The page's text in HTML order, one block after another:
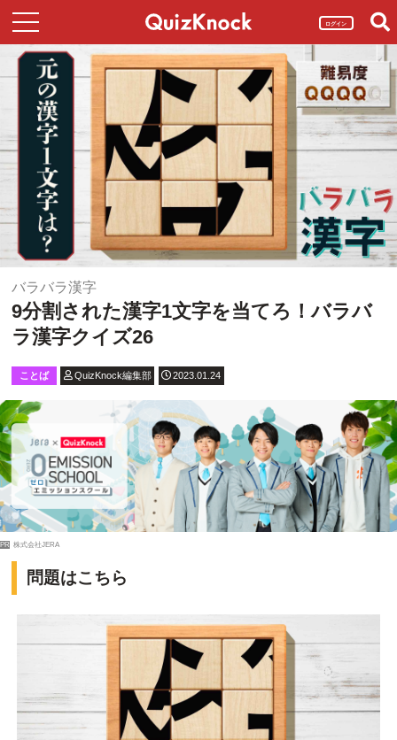
ログイン
バラバラ漢字
9分割された漢字1文字を当てろ！バラバ
ラ漢字クイズ26
ことば QuizKnock編集部 2023.01.24
PR 株式会社JERA
問題はこちら